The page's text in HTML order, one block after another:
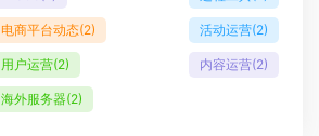
电商平台动态(2) 活动运营(2)
用户运营(2) 内容运营(2)
海外服务器(2)